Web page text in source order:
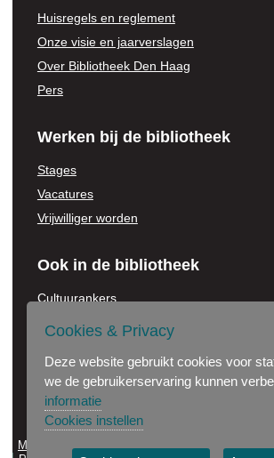
Huisregels en reglement
Onze visie en jaarverslagen
Over Bibliotheek Den Haag
Pers
Werken bij de bibliotheek
Stages
Vacatures
Vrijwilliger worden
Ook in de bibliotheek
Cultuurankers
Voor onderwijsinstellingen
Partners in de bibliotheek
Maak gebruik van onze wifi
Disclaimer
Cookies & Privacy
Deze website gebruikt cookies voor
we de gebruikerservaring kunnen
informatie
Cookies instellen